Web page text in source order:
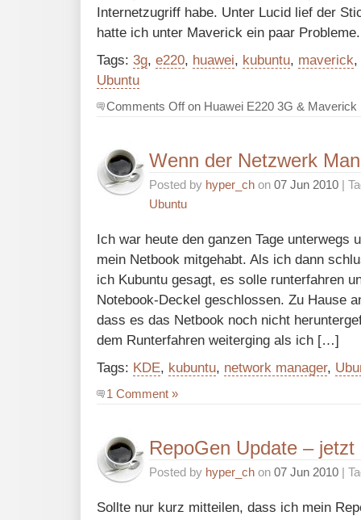
Internetzugriff habe. Unter Lucid lief der
hatte ich unter Maverick ein paar Probleme.
Tags: 3g, e220, huawei, kubuntu, maverick,
Ubuntu
Comments Offon Huawei E220 3G & Maverick
Wenn der Netzwerk
Posted by hyper_ch on 07 Jun 2010 |
Ubuntu
Ich war heute den ganzen Tage unterwegs
mein Netbook mitgehabt. Als ich dann
ich Kubuntu gesagt, es solle runterfahren
Notebook-Deckel geschlossen. Zu Hause
dass es das Netbook noch nicht
dem Runterfahren weiterging als ich […]
Tags: KDE, kubuntu, network manager,
1 Comment »
RepoGen Update –
Posted by hyper_ch on 07 Jun 2010 |
Sollte nur kurz mitteilen, dass ich mein